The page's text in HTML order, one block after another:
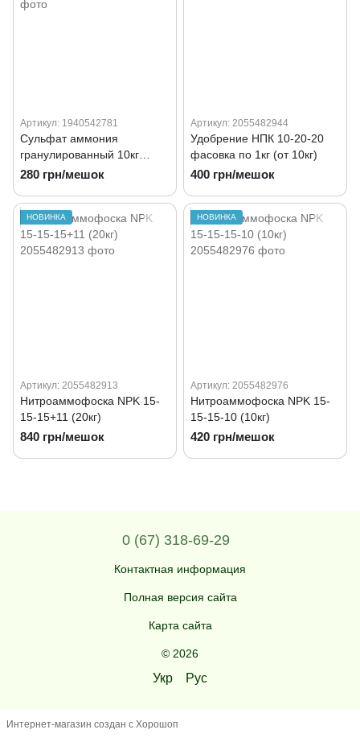
Артикул: 1940542781
Сульфат аммония
гранулированный 10кг
фасовка по 1кг
280 грн/мешок
Артикул: 2055482944
Удобрение НПК 10-20-20
фасовка по 1кг (от 10кг)
400 грн/мешок
НОВИНКА
Артикул: 2055482913
Нитроаммофоска NPK 15-
15-15+11 (20кг)
840 грн/мешок
НОВИНКА
Артикул: 2055482976
Нитроаммофоска NPK 15-
15-15-10 (10кг)
420 грн/мешок
0 (67) 318-69-29
Контактная информация
Полная версия сайта
Карта сайта
© 2026
Укр Рус
Интернет-магазин создан с Хорошоп